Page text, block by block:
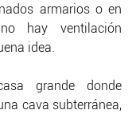
armarios o en
hay ventilación
idea.
grande donde
cava subterránea,